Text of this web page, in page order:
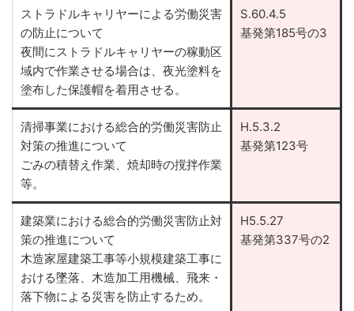
ストラドルキャリヤーによる労働災害
の防止について
夜間にストラドルキャリヤーの稼動区
域内で作業させる場合は、夜光塗料を
塗布した保護帽を着用させる。
S.60.4.5
基発第185号の3
清掃事業における総合的労働災害防止
対策の推進について
ごみの積替え作業、焼却時の撹拌作業
等。
H.5.3.2
基発第123号
建築業における総合的労働災害防止対
策の推進について
木造家屋建築工事等小規模建築工事に
おける墜落、木造加工用機械、飛来・
落下物による災害を防止するため。
H5.5.27
基発第337号の2